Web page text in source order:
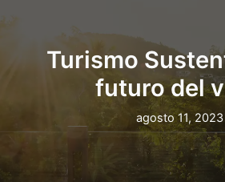
Turismo
futuro del
agosto 11, 2023